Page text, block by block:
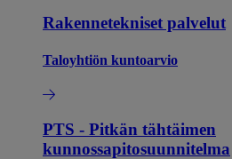
Rakennetekniset palvelut
Taloyhtiön kuntoarvio
PTS - Pitkän tähtäimen
kunnossapitosuunnitelma